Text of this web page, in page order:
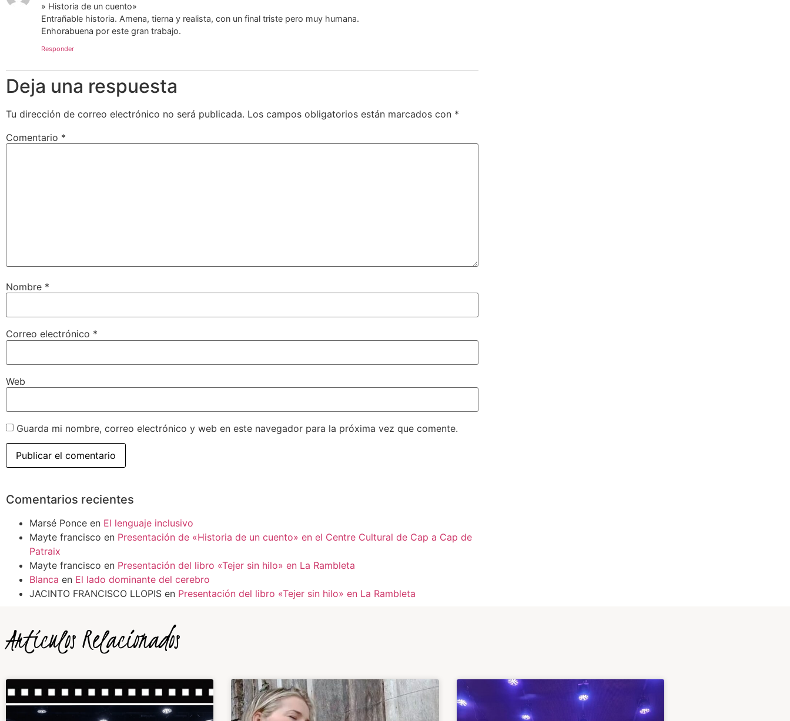
» Historia de un cuento»
Entrañable historia. Amena, tierna y realista, con un final triste pero muy humana.
Enhorabuena por este gran trabajo.
Responder
Deja una respuesta
Tu dirección de correo electrónico no será publicada. Los campos obligatorios están marcados con *
Comentario *
Nombre *
Correo electrónico *
Web
Guarda mi nombre, correo electrónico y web en este navegador para la próxima vez que comente.
Comentarios recientes
Marsé Ponce en El lenguaje inclusivo
Mayte francisco en Presentación de «Historia de un cuento» en el Centre Cultural de Cap a Cap de
Patraix
Mayte francisco en Presentación del libro «Tejer sin hilo» en La Rambleta
Blanca en El lado dominante del cerebro
JACINTO FRANCISCO LLOPIS en Presentación del libro «Tejer sin hilo» en La Rambleta
Artículos Relacionados